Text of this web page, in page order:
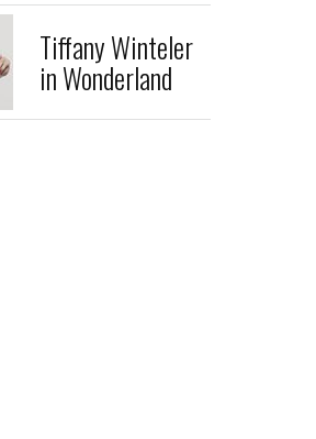
Tiffany Winteler
in Wonderland